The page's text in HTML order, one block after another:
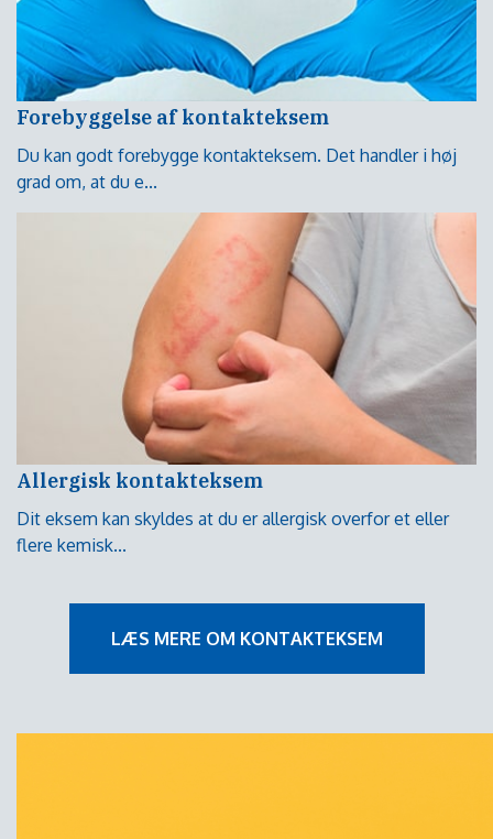
Forebyggelse af kontakteksem
Du kan godt forebygge kontakteksem. Det handler i høj
grad om, at du e...
Allergisk kontakteksem
Dit eksem kan skyldes at du er allergisk overfor et eller
flere kemisk...
LÆS MERE OM KONTAKTEKSEM